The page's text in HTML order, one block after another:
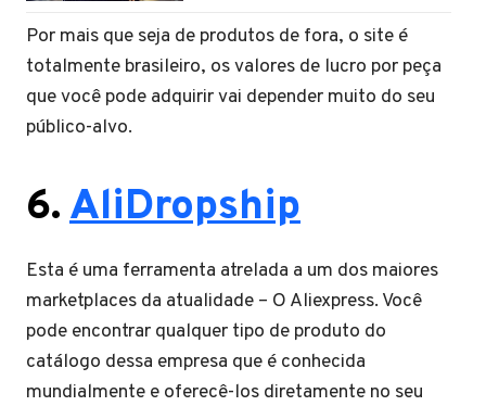
Por mais que seja de produtos de fora, o site é
totalmente brasileiro, os valores de lucro por peça
que você pode adquirir vai depender muito do seu
público-alvo.
6.AliDropship
Esta é uma ferramenta atrelada a um dos maiores
marketplaces da atualidade – O Aliexpress. Você
pode encontrar qualquer tipo de produto do
catálogo dessa empresa que é conhecida
mundialmente e oferecê-los diretamente no seu